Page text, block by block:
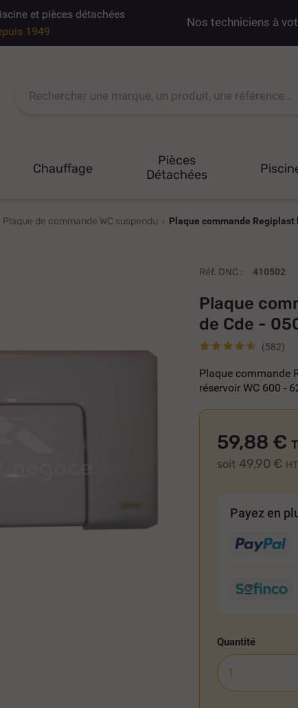
et pièces détachées
1949
Nos techniciens à
Chauffage
Pièces
Détachées
Plaque de commande WC suspendu Plaque commande Regiplast
Réf. DNC : 410502
Plaque
de Cde -
(582)
Plaque commande
réservoir WC 600 -
59,88 €
soit 49,90 € HT
Payez en
Quantité